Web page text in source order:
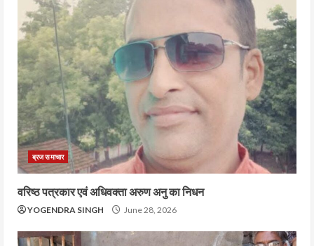
ब्रज समाचार
वरिष्ठ पत्रकार एवं अधिवक्ता अरुण अनु का निधन
YOGENDRA SINGH June 28, 2026